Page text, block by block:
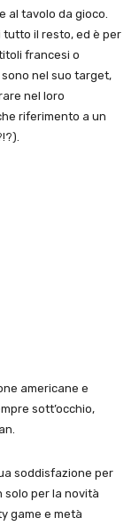
al tavolo da gioco.
il resto, ed è per
francesi o
nel suo target,
nel loro
riferimento a un
americane e
sott’occhio,
soddisfazione per
solo per la novità
game e metà